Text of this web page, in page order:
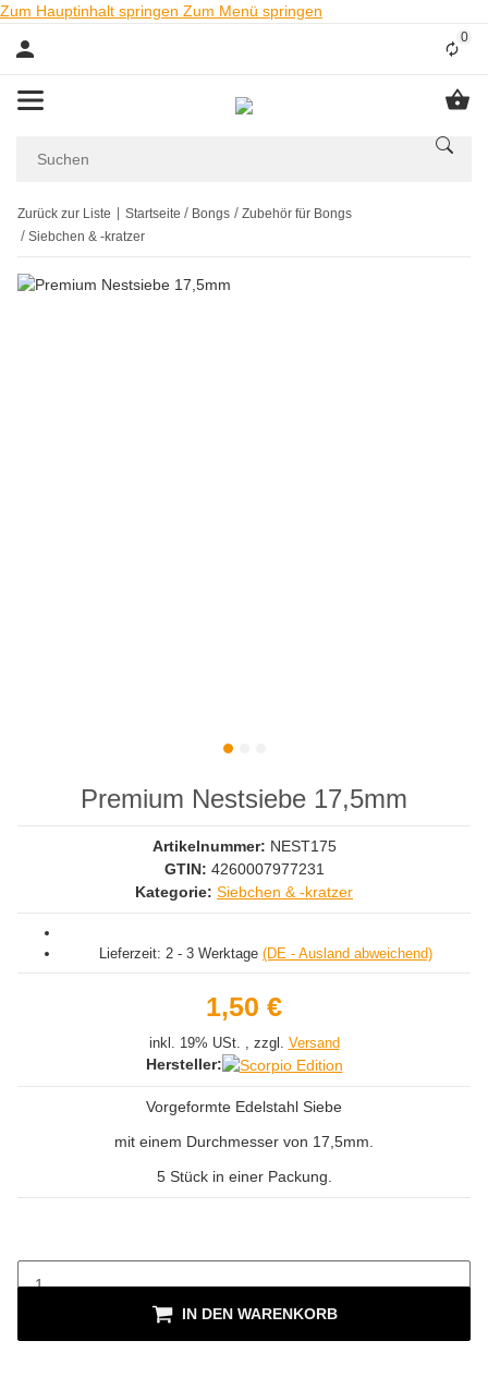
Zum Hauptinhalt springen Zum Menü springen
0
Zurück zur Liste Startseite Bongs
Zubehör für Bongs
Siebchen & -kratzer
Premium Nestsiebe 17,5mm
Artikelnummer: NEST175
GTIN: 4260007977231
Kategorie: Siebchen & -kratzer
Lieferzeit: 2 - 3 Werktage (DE - Ausland abweichend)
1,50 €
inkl. 19% USt. , zzgl. Versand
Hersteller:
Vorgeformte Edelstahl Siebe
mit einem Durchmesser von 17,5mm.
5 Stück in einer Packung.
IN DEN WARENKORB